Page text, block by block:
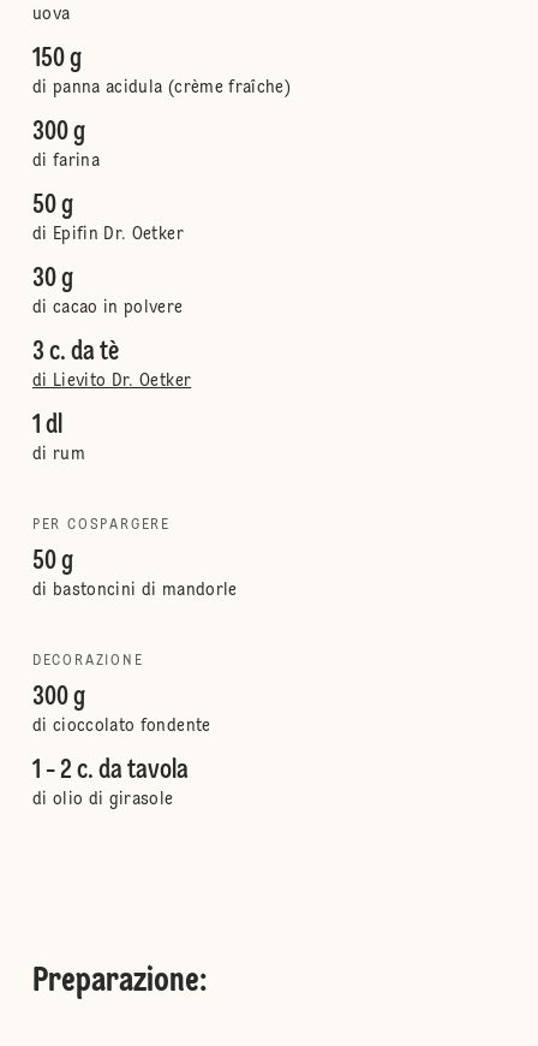
uova
150 g
di panna acidula (crème fraîche)
300 g
di farina
50 g
di Epifin Dr. Oetker
30 g
di cacao in polvere
3 c. da tè
di Lievito Dr. Oetker
1 dl
di rum
PER COSPARGERE
50 g
di bastoncini di mandorle
DECORAZIONE
300 g
di cioccolato fondente
1 - 2 c. da tavola
di olio di girasole
Preparazione: